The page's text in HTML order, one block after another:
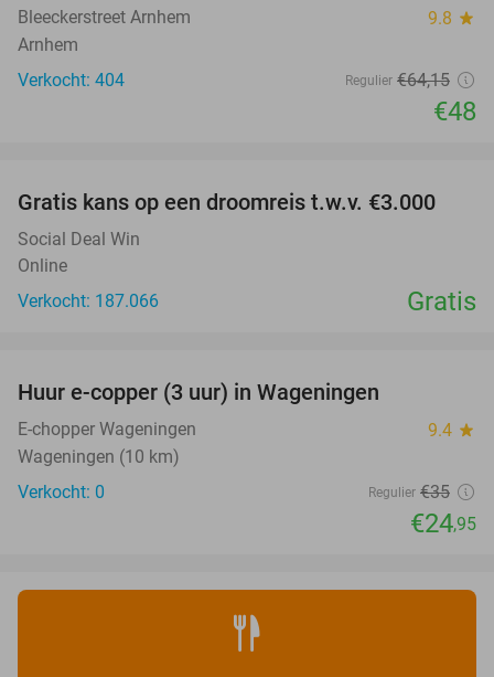
Bleeckerstreet Arnhem 9.8 star
Arnhem
Verkocht: 404
Regulier €64,15
€48
Gratis kans op een droomreis t.w.v. €3.000
Social Deal Win
Online
Verkocht: 187.066
Gratis
TODAY
Huur e-copper (3 uur) in Wageningen
E-chopper Wageningen 9.4 star
Wageningen (10 km)
Verkocht: 0
Regulier €35
€24,95